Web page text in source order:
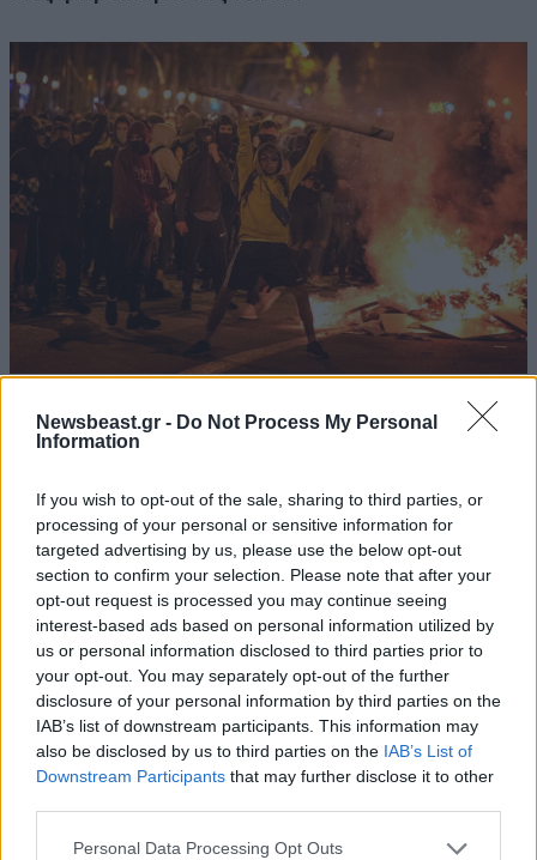
Newsbeast.gr - Do Not Process My Personal
Information
If you wish to opt-out of the sale, sharing to third parties, or
processing of your personal or sensitive information for
targeted advertising by us, please use the below opt-out
section to confirm your selection. Please note that after your
opt-out request is processed you may continue seeing
interest-based ads based on personal information utilized by
us or personal information disclosed to third parties prior to
your opt-out. You may separately opt-out of the further
disclosure of your personal information by third parties on the
IAB’s list of downstream participants. This information may
also be disclosed by us to third parties on the IAB’s List of
Downstream Participants that may further disclose it to other
Please note that this website/app uses one or more Google
Personal Data Processing Opt Outs
Πεδίο μάχης η Βαρκελώνη, τρίτη νύχτα επεισοδίων με
πέτρες, μολότοφ και καμμένα αυτοκίνητα
16·10·2019 16:21